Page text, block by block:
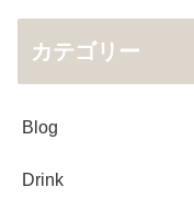
カテゴリー
Blog
Drink